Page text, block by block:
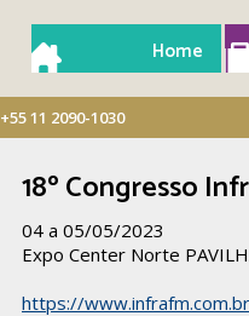
Home
+55 11 2090-1030
18º Congresso
04 a 05/05/2023
Expo Center Norte
https://